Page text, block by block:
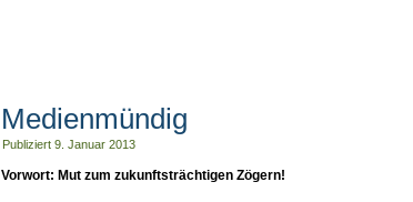
Medienmündig
Publiziert 9. Januar 2013
Vorwort: Mut zum zukunftsträchtigen Zögern!